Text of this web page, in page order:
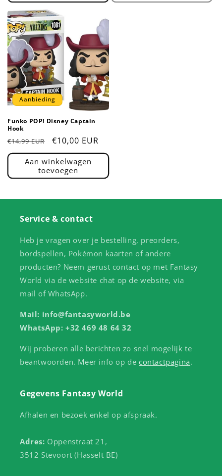
Aanbieding
Funko POP! Disney Captain
Hook
Normale
prijs
€14,99 EUR Aanbiedingsprijs
€10,00 EUR
Aan winkelwagen
toevoegen
Service & contact
Heb je vragen over je bestelling, preorders,
bordspellen, Pokémon kaarten of andere
producten? Neem gerust contact op met Fantasy
World via de website chat op de website, via
mail of WhatsApp.
Mail: info@fantasyworld.be
WhatsApp: +32 469 48 64 32
Wij proberen alle berichten zo snel mogelijk te
beantwoorden. Meer info op decontactpagina.
Gegevens Fantasy World
Afhalen en bezoek enkel op afspraak.
Adres: Oppenstraat 21,
3512 Stevoort (Hasselt BE)